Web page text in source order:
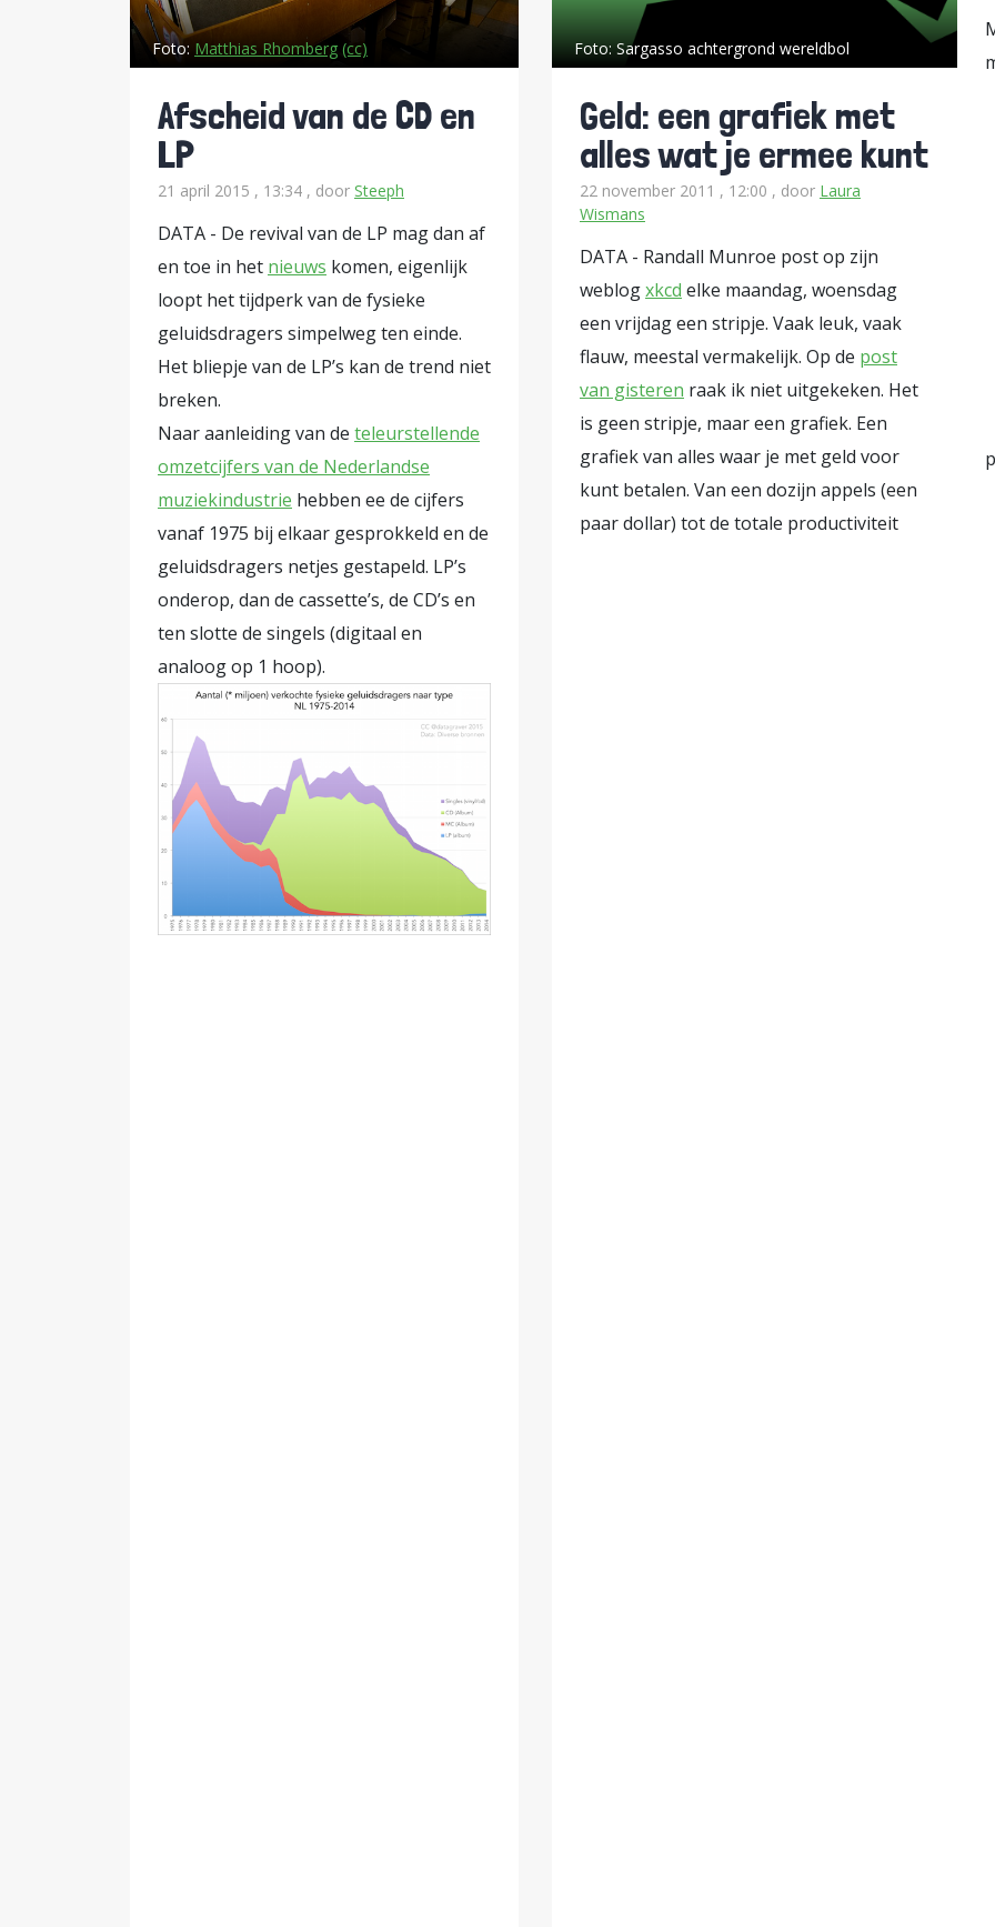
Foto: Matthias Rhomberg (cc)
Afscheid van de CD en
LP
21 april 2015 , 13:34 , door Steeph
DATA - De revival van de LP mag dan af
en toe in het nieuws komen, eigenlijk
loopt het tijdperk van de fysieke
geluidsdragers simpelweg ten einde.
Het bliepje van de LP’s kan de trend niet
breken.
Naar aanleiding van de teleurstellende
omzetcijfers van de Nederlandse
muziekindustrie hebben ee de cijfers
vanaf 1975 bij elkaar gesprokkeld en de
geluidsdragers netjes gestapeld. LP’s
onderop, dan de cassette’s, de CD’s en
ten slotte de singels (digitaal en
analoog op 1 hoop).
Foto:Sargasso achtergrond wereldbol
Geld: een grafiek met
alles wat je ermee kunt
22 november 2011 , 12:00 , door Laura
Wismans
DATA - Randall Munroe post op zijn
weblogxkcd elke maandag, woensdag
een vrijdag een stripje. Vaak leuk, vaak
flauw, meestal vermakelijk. Op de post
van gisteren raak ik niet uitgekeken. Het
is geen stripje, maar een grafiek. Een
grafiek van alles waar je met geld voor
kunt betalen. Van een dozijn appels (een
paar dollar) tot de totale productiviteit